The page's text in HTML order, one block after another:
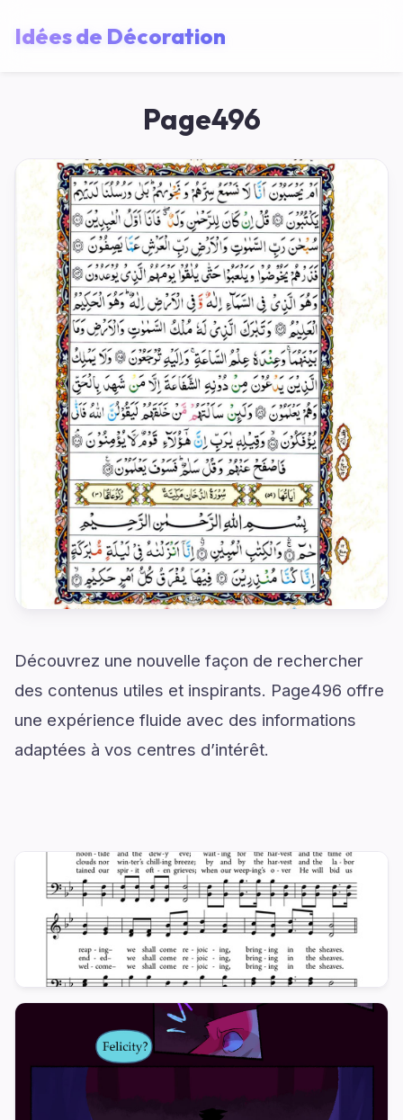
Idées de Décoration
Page496
Découvrez une nouvelle façon de rechercher
des contenus utiles et inspirants. Page496 offre
une expérience fluide avec des informations
adaptées à vos centres d’intérêt.